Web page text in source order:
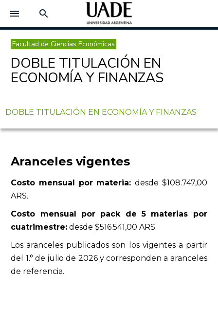
menu search
Facultad de Ciencias Económicas
DOBLE TITULACIÓN EN
ECONOMÍA Y FINANZAS
DOBLE TITULACIÓN EN ECONOMÍA Y FINANZAS
Aranceles vigentes
Costo mensual por materia: desde $108.747,00
ARS.
Costo mensual por pack de 5 materias por
cuatrimestre: desde $516.541,00 ARS.
Los aranceles publicados son los vigentes a partir
del 1.° de julio de 2026 y corresponden a aranceles
de referencia.